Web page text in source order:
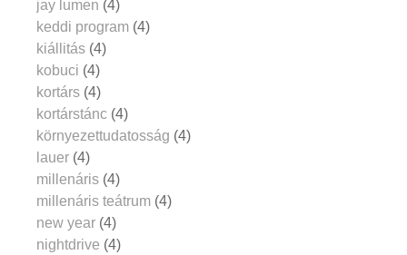
jay lumen (4)
keddi program (4)
kiállitás (4)
kobuci (4)
kortárs (4)
kortárstánc (4)
környezettudatosság (4)
lauer (4)
millenáris (4)
millenáris teátrum (4)
new year (4)
nightdrive (4)